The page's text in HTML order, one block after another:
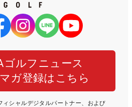
ゴルフニュース
ガ登録はこちら
ィシャルデジタルパートナー、および